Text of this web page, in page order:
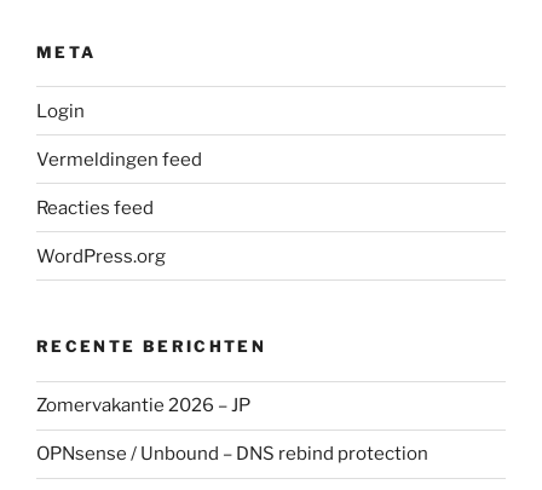
META
Login
Vermeldingen feed
Reacties feed
WordPress.org
RECENTE BERICHTEN
Zomervakantie 2026 – JP
OPNsense / Unbound – DNS rebind protection